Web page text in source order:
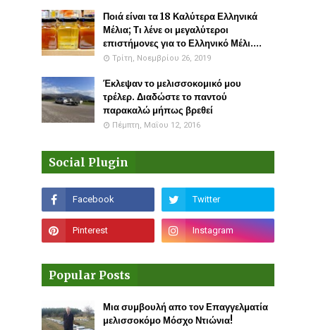
Ποιά είναι τα 18 Καλύτερα Ελληνικά
Μέλια; Τι λένε οι μεγαλύτεροι
επιστήμονες για το Ελληνικό Μέλι....
Τρίτη, Νοεμβρίου 26, 2019
Έκλεψαν το μελισσοκομικό μου
τρέλερ. Διαδώστε το παντού
παρακαλώ μήπως βρεθεί
Πέμπτη, Μαΐου 12, 2016
Social Plugin
Popular Posts
Μια συμβουλή απο τον Επαγγελματία
μελισσοκόμο Μόσχο Ντιώνια!